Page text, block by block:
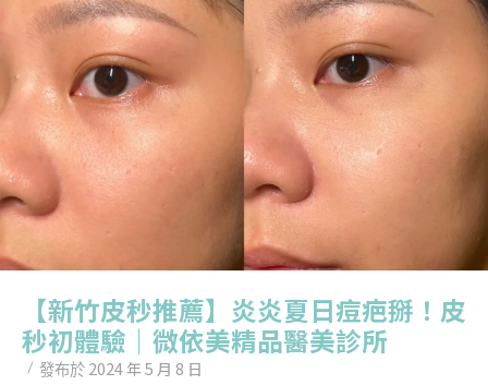
【新竹皮秒推薦】炎炎夏日痘疤掰！皮
秒初體驗｜微依美精品醫美診所
發布於 2024 年 5 月 8 日